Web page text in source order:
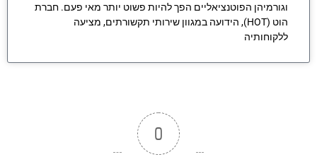
וגורמיהן הפוטנציאליים הפך להיות פשוט יותר מאי פעם. חברת
הוט (HOT), הידועה במגוון שירותי תקשורתים, מציעה
ללקוחותיה
0